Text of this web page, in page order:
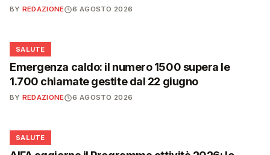
BY REDAZIONE 6 AGOSTO 2026
❤️
SALUTE
Emergenza caldo: il numero 1500 supera le
1.700 chiamate gestite dal 22 giugno
BY REDAZIONE 6 AGOSTO 2026
❤️
SALUTE